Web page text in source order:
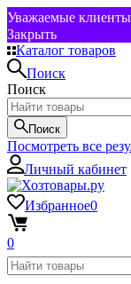
Уважаемые
Закрыть
Каталог товаров
Поиск
Поиск
Поиск
Посмотреть все
Личный кабинет
Избранное0
0